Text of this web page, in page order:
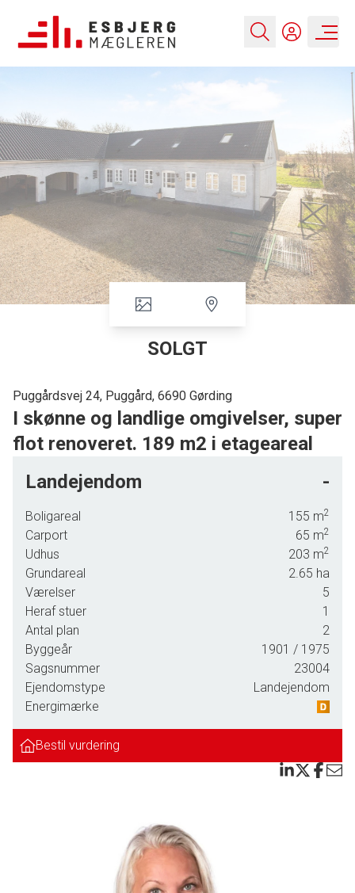
SOLGT
Puggårdsvej 24, Puggård, 6690 Gørding
I skønne og landlige omgivelser, super
flot renoveret. 189 m2 i etageareal
løbende renoveret landejendom.
Her er man beliggende med den skønneste natur lige i baghaven, og i stille
og rolige omgivelser.
Boligen fremstår fuldstændig indflytningsklar og med flotte og tidløse
materialevalg.
Flot og stilfuld hall med trappe til 1. sal. Super lækkert køkken med flotte
hvide elementer fra Designa. Fra køkkenet er der åben forbindelse til lys og
hyggelig stue med brændeovn. Fra stuen er der udgang til skøn have og
terrasse. Badeværelse med lyse klinker, bruseniche og gulvvarme. Stort og
Der er endvidere tilhørende dobbelt carport. STOR Gildesal med etableret
køkken. Fyrrum/stald. Maskinhus.
Landejendom -
Boligareal 155 m2
Carport 65 m2
Udhus 203 m2
Grundareal 2.65 ha
Værelser
5
Heraf stuer
1
Antal plan
2
Byggeår
1901 / 1975
Sagsnummer
23004
Ejendomstype
Landejendom
Energimærke
Bestil vurdering